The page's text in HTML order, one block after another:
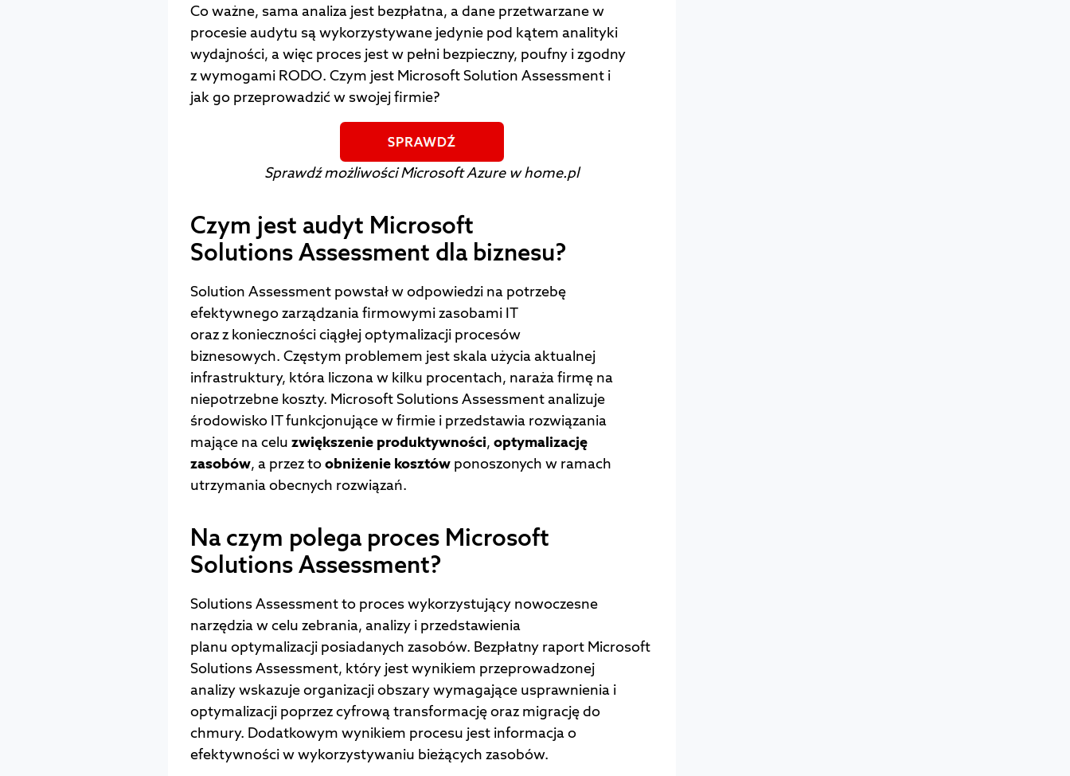
Co ważne, sama analiza jest bezpłatna, a dane przetwarzane w
procesie audytu są wykorzystywane jedynie pod kątem analityki
wydajności, a więc proces jest w pełni bezpieczny, poufny i zgodny
z wymogami RODO. Czym jest Microsoft Solution Assessment i
jak go przeprowadzić w swojej firmie?
Sprawdź możliwości Microsoft Azure w home.pl
Czym jest audyt Microsoft
Solutions Assessment dla biznesu?
Solution Assessment powstał w odpowiedzi na potrzebę
efektywnego zarządzania firmowymi zasobami IT
oraz z konieczności ciągłej optymalizacji procesów
biznesowych. Częstym problemem jest skala użycia aktualnej
infrastruktury, która liczona w kilku procentach, naraża firmę na
niepotrzebne koszty. Microsoft Solutions Assessment analizuje
środowisko IT funkcjonujące w firmie i przedstawia rozwiązania
mające na celuzwiększenie produktywności,optymalizację
zasobów, a przez toobniżenie kosztów ponoszonych w ramach
utrzymania obecnych rozwiązań.
Na czym polega proces Microsoft
Solutions Assessment?
Solutions Assessment to proces wykorzystujący nowoczesne
narzędzia w celu zebrania, analizy i przedstawienia
planu optymalizacji posiadanych zasobów. Bezpłatny raport Microsoft
Solutions Assessment, który jest wynikiem przeprowadzonej
analizy wskazuje organizacji obszary wymagające usprawnienia i
optymalizacji poprzez cyfrową transformację oraz migrację do
chmury. Dodatkowym wynikiem procesu jest informacja o
efektywności w wykorzystywaniu bieżących zasobów.